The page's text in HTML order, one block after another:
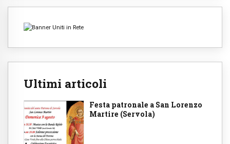
Ultimi articoli
Festa patronale a San Lorenzo
Martire (Servola)